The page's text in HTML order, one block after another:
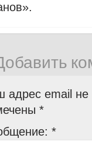
адрес email не
*
*